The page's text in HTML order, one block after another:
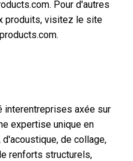
Pour d'autres
produits, visitez le site
interentreprises axée sur
expertise unique en
de collage,
renforts structurels,